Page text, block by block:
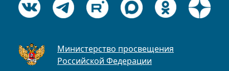
Министерство просвещения
Российской Федерации